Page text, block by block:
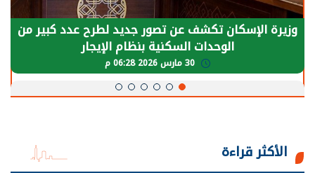
الرئيس السيسي: توقف الأنشطة في قطاع الطاقة
يحتاج إلى سنوات لعودة معدلات الإنتاج الطبيعية
الأكثر قراءة